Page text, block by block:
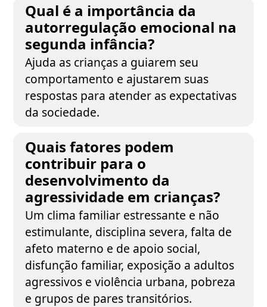
Qual é a importância da
autorregulação emocional na
segunda infância?
Ajuda as crianças a guiarem seu
comportamento e ajustarem suas
respostas para atender as expectativas
da sociedade.
Quais fatores podem
contribuir para o
desenvolvimento da
agressividade em crianças?
Um clima familiar estressante e não
estimulante, disciplina severa, falta de
afeto materno e de apoio social,
disfunção familiar, exposição a adultos
agressivos e violência urbana, pobreza
e grupos de pares transitórios.